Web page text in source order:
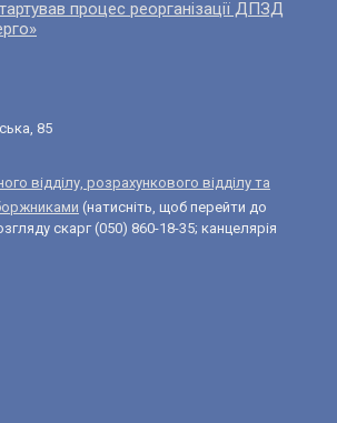
процес реорганізації ДПЗД
85
відділу, розрахункового відділу та
(натисніть, щоб перейти до
скарг (050) 860-18-35; канцелярія